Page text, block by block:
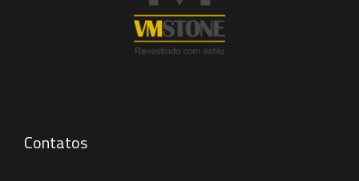
Contatos